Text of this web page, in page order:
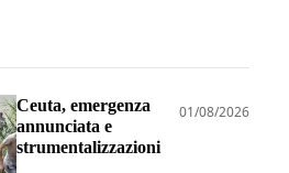
Ceuta, emergenza
annunciata e
strumentalizzazioni
01/08/2026